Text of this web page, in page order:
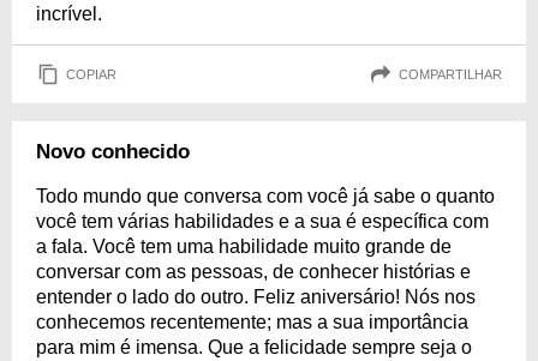
incrível.
COPIAR COMPARTILHAR
Novo conhecido
Todo mundo que conversa com você já sabe o quanto
você tem várias habilidades e a sua é específica com
a fala. Você tem uma habilidade muito grande de
conversar com as pessoas, de conhecer histórias e
entender o lado do outro. Feliz aniversário! Nós nos
conhecemos recentemente; mas a sua importância
para mim é imensa. Que a felicidade sempre seja o